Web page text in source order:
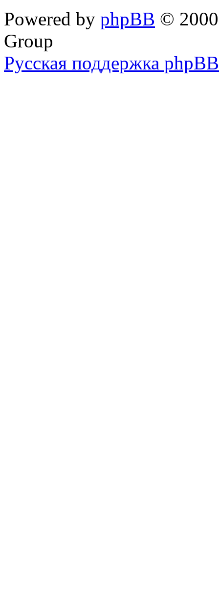
Powered by phpBB ©
Group
Русская поддержка phpBB